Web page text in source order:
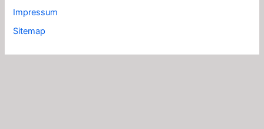
Impressum
Sitemap